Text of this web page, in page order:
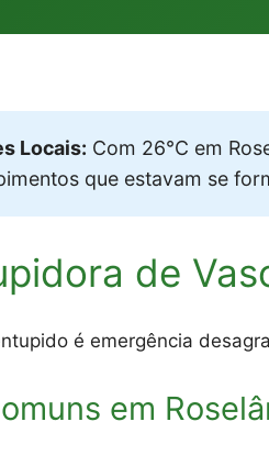
Locais: Com 26°C em
que estavam se
de
é emergência
em